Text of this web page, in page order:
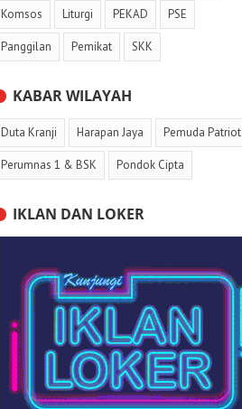
Komsos Liturgi PEKAD PSE
Panggilan Pemikat SKK
KABAR WILAYAH
Duta Kranji Harapan Jaya Pemuda Patriot
Perumnas 1 & BSK Pondok Cipta
IKLAN DAN LOKER